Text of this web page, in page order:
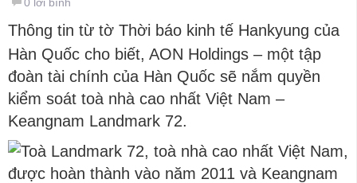
Thông tin từ tờ Thời báo kinh tế Hankyung của
Hàn Quốc cho biết, AON Holdings – một tập
đoàn tài chính của Hàn Quốc sẽ nắm quyền
kiểm soát toà nhà cao nhất Việt Nam –
Keangnam Landmark 72.